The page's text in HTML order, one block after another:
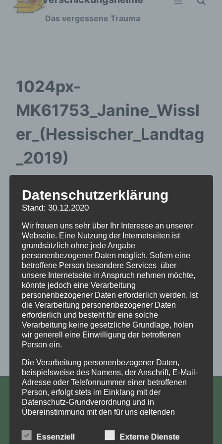
Zum
Das vergessene Trauma
1024px-
MK61753_Janine_Wissl
er_(Hessischer_Landtag
_2019)
KONTAKT
Kinderverschickung e.V.
Datenschutzerklärung
Stand: 30.12.2020
Wir freuen uns sehr über Ihr Interesse an unserer
Webseite. Eine Nutzung der Internetseiten ist
grundsätzlich ohne jede Angabe
personenbezogener Daten möglich. Sofern eine
betroffene Person besondere Services über
unsere Internetseite in Anspruch nehmen möchte,
könnte jedoch eine Verarbeitung
personenbezogener Daten erforderlich werden. Ist
die Verarbeitung personenbezogener Daten
erforderlich und besteht für eine solche
Verarbeitung keine gesetzliche Grundlage, holen
wir generell eine Einwilligung der betroffenen
Person ein.
Die Verarbeitung personenbezogener Daten,
beispielsweise des Namens, der Anschrift, E-Mail-
Adresse oder Telefonnummer einer betroffenen
Person, erfolgt stets im Einklang mit der
Datenschutz-Grundverordnung und in
Übereinstimmung mit den für uns geltenden
Mittels dieser Datenschutzerklärung möchte unser
Unternehmen die Öffentlichkeit über Art, Umfang
Essenziell Externe Dienste